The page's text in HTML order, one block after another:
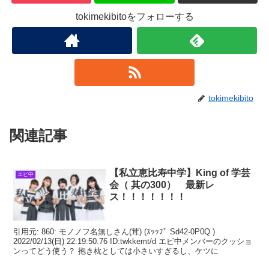
tokimekibitoをフォローする
tokimekibito
関連記事
エビ中
【私立恵比寿中学】King of 学芸
会（ 其の300） 最新レ
ス！！！！！！！
引用元: 860: モノノフ名無しさん(茸) (ｽｯｯﾌﾟ Sd42-0P0Q )
2022/02/13(日) 22:19:50.76 ID:twkkemt/d エビ中メンバーのクッショ
ンってどう使う？ 抱き枕としては小さいすぎるし、ケツに